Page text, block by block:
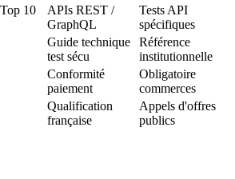
10
APIs REST /
GraphQL
Tests API
spécifiques
Guide technique
test sécu
Référence
institutionnelle
Conformité
paiement
Obligatoire
commerces
Qualification
française
Appels d'offres
publics